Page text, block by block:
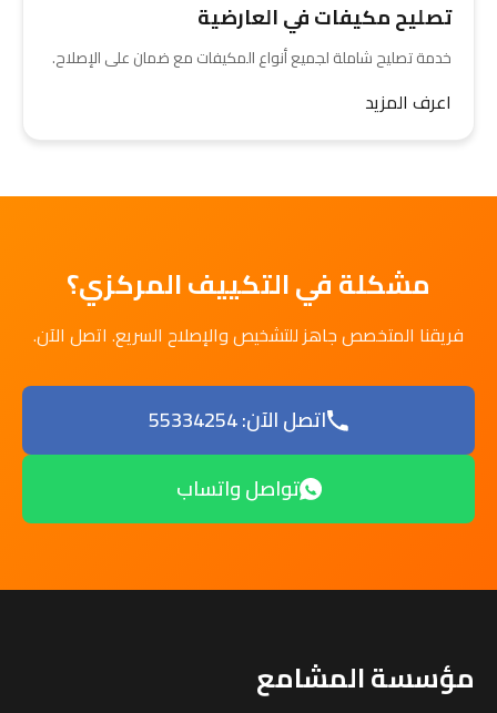
تصليح مكيفات في العارضية
خدمة تصليح شاملة لجميع أنواع المكيفات مع ضمان على الإصلاح.
اعرف المزيد
مشكلة في التكييف المركزي؟
فريقنا المتخصص جاهز للتشخيص والإصلاح السريع. اتصل الآن.
اتصل الآن: 55334254
تواصل واتساب
مؤسسة المشامع